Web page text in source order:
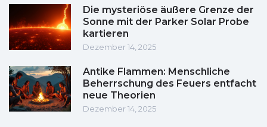
Die mysteriöse äußere Grenze der
Sonne mit der Parker Solar Probe
kartieren
Dezember 14, 2025
Antike Flammen: Menschliche
Beherrschung des Feuers entfacht
neue Theorien
Dezember 14, 2025